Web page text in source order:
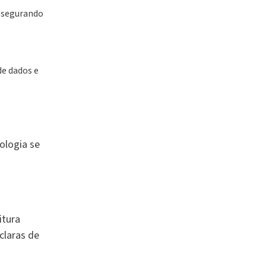
dados e
se
de